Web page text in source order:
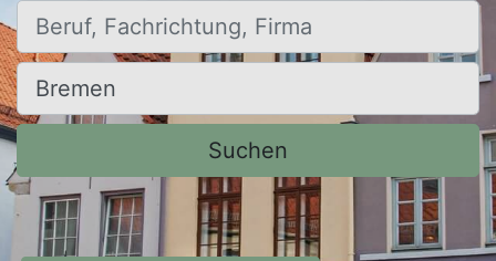
Beruf, Fachrichtung, Firma
Ort, Stadt
Suchen